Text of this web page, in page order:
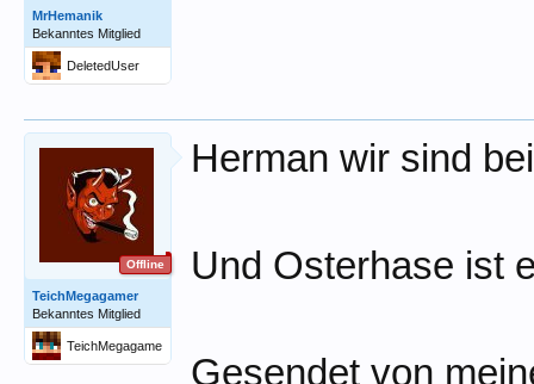
MrHemanik
Bekanntes Mitglied
DeletedUser
Offline
TeichMegagamer
Bekanntes Mitglied
TeichMegagame
r
Herman wir sind
Und Osterhase ist
Gesendet von